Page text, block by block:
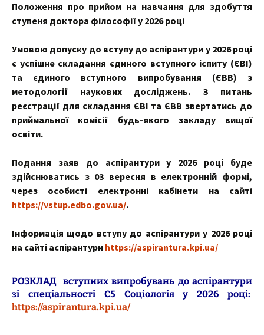
Положення про прийом на навчання для здобуття
ступеня доктора філософії у 2026 році
Умовою допуску до вступу до аспірантури у 2026 році
є успішне складання єдиного вступного іспиту (ЄВІ)
та єдиного вступного випробування (ЄВВ) з
методології наукових досліджень. З питань
реєстрації для складання ЄВІ та ЄВВ звертатись до
приймальної комісії будь-якого закладу вищої
освіти.
Подання заяв до аспірантури у 2026 році буде
здійснюватись з 03 вересня в електронній формі,
через особисті електронні кабінети на сайті
https://vstup.edbo.gov.ua/.
Інформація щодо вступу до аспірантури у 2026 році
на сайті аспірантури https://aspirantura.kpi.ua/
РОЗКЛАД вступних випробувань до аспірантури
зі спеціальності С5 Соціологіяу 2026 році:
https://aspirantura.kpi.ua/